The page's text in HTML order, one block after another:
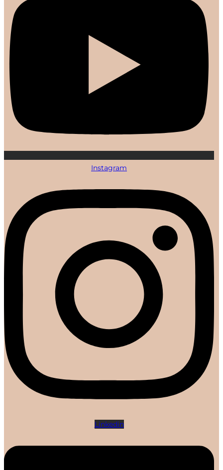
Instagram
Linkedin